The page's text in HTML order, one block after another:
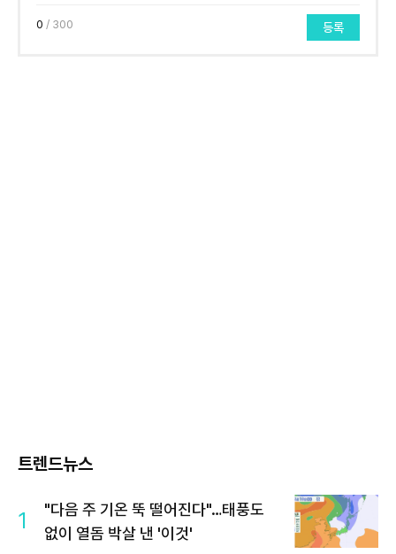
0 / 300 등록
트렌드뉴스
1
"다음 주 기온 뚝 떨어진다"…태풍도
없이 열돔 박살 낸 '이것'